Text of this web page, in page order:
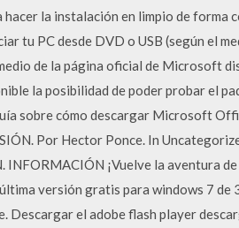
la instalación en limpio de forma
tu PC desde DVD o USB (según
de la página oficial de Microsoft
la posibilidad de poder probar el
sobre cómo descargar Microsoft
Por Hector Ponce. In
INFORMACIÓN ¡Vuelve la aventura
versión gratis para windows 7
Descargar el adobe flash player